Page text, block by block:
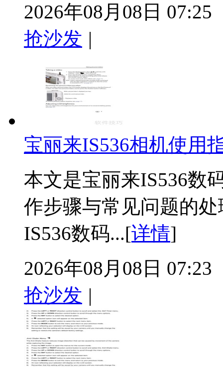
2026年08月08日 07:25
抢沙发 |
宝丽来IS536相机使用
本文是宝丽来IS536数
作步骤与常见问题的
IS536数码...[详情]
2026年08月08日 07:23
抢沙发 |